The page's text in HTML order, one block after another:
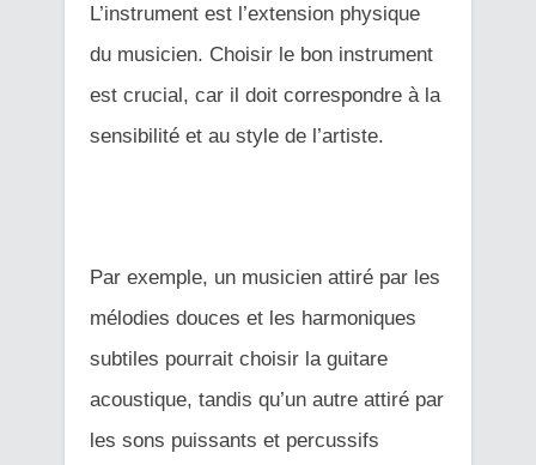
L’instrument est l’extension physique
du musicien. Choisir le bon instrument
est crucial, car il doit correspondre à la
sensibilité et au style de l’artiste.
Par exemple, un musicien attiré par les
mélodies douces et les harmoniques
subtiles pourrait choisir la guitare
acoustique, tandis qu’un autre attiré par
les sons puissants et percussifs